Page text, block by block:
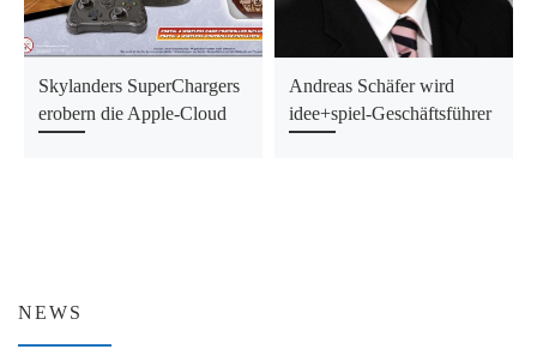
Skylanders SuperChargers
erobern die Apple-Cloud
Andreas Schäfer wird
idee+spiel-Geschäftsführer
NEWS